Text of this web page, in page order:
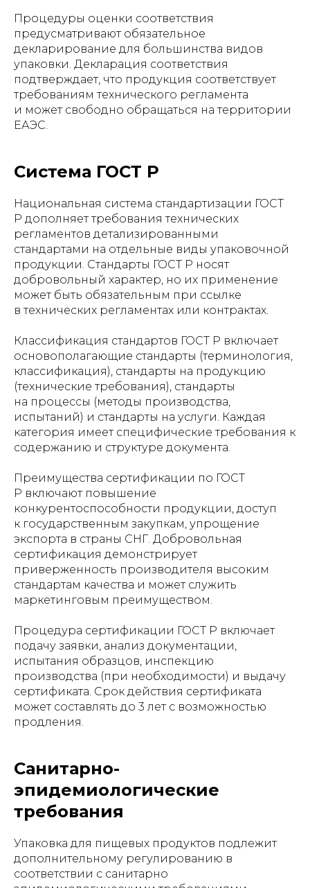
Процедуры оценки соответствия
предусматривают обязательное
декларирование для большинства видов
упаковки. Декларация соответствия
подтверждает, что продукция соответствует
требованиям технического регламента
и может свободно обращаться на территории
ЕАЭС.
Система ГОСТ Р
Национальная система стандартизации ГОСТ
Р дополняет требования технических
регламентов детализированными
стандартами на отдельные виды упаковочной
продукции. Стандарты ГОСТ Р носят
добровольный характер, но их применение
может быть обязательным при ссылке
в технических регламентах или контрактах.
Классификация стандартов ГОСТ Р включает
основополагающие стандарты (терминология,
классификация), стандарты на продукцию
(технические требования), стандарты
на процессы (методы производства,
испытаний) и стандарты на услуги. Каждая
категория имеет специфические требования к
содержанию и структуре документа.
Преимущества сертификации по ГОСТ
Р включают повышение
конкурентоспособности продукции, доступ
к государственным закупкам, упрощение
экспорта в страны СНГ. Добровольная
сертификация демонстрирует
приверженность производителя высоким
стандартам качества и может служить
маркетинговым преимуществом.
Процедура сертификации ГОСТ Р включает
подачу заявки, анализ документации,
испытания образцов, инспекцию
производства (при необходимости) и выдачу
сертификата. Срок действия сертификата
может составлять до 3 лет с возможностью
продления.
Санитарно-
эпидемиологические
требования
Упаковка для пищевых продуктов подлежит
дополнительному регулированию в
соответствии с санитарно